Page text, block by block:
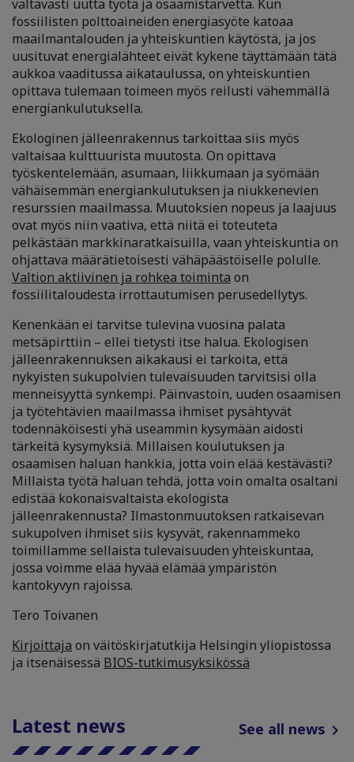
valtavasti uutta työtä ja osaamistarvetta. Kun
fossiilisten polttoaineiden energiasyöte katoaa
maailmantalouden ja yhteiskuntien käytöstä, ja jos
uusituvat energialähteet eivät kykene täyttämään tätä
aukkoa vaaditussa aikataulussa, on yhteiskuntien
opittava tulemaan toimeen myös reilusti vähemmällä
energiankulutuksella.
Ekologinen jälleenrakennus tarkoittaa siis myös
valtaisaa kulttuurista muutosta. On opittava
työskentelemään, asumaan, liikkumaan ja syömään
vähäisemmän energiankulutuksen ja niukkenevien
resurssien maailmassa. Muutoksien nopeus ja laajuus
ovat myös niin vaativa, että niitä ei toteuteta
pelkästään markkinaratkaisuilla, vaan yhteiskuntia on
ohjattava määrätietoisesti vähäpäästöiselle polulle.
Valtion aktiivinen ja rohkea toiminta on
fossiilitaloudesta irrottautumisen perusedellytys.
Kenenkään ei tarvitse tulevina vuosina palata
metsäpirttiin – ellei tietysti itse halua. Ekologisen
jälleenrakennuksen aikakausi ei tarkoita, että
nykyisten sukupolvien tulevaisuuden tarvitsisi olla
menneisyyttä synkempi. Päinvastoin, uuden osaamisen
ja työtehtävien maailmassa ihmiset pysähtyvät
todennäköisesti yhä useammin kysymään aidosti
tärkeitä kysymyksiä. Millaisen koulutuksen ja
osaamisen haluan hankkia, jotta voin elää kestävästi?
Millaista työtä haluan tehdä, jotta voin omalta osaltani
edistää kokonaisvaltaista ekologista
jälleenrakennusta? Ilmastonmuutoksen ratkaisevan
sukupolven ihmiset siis kysyvät, rakennammeko
toimillamme sellaista tulevaisuuden yhteiskuntaa,
jossa voimme elää hyvää elämää ympäristön
kantokyvyn rajoissa.
Tero Toivanen
Kirjoittaja on väitöskirjatutkija Helsingin yliopistossa
ja itsenäisessä BIOS-tutkimusyksikössä
Latest news See all news